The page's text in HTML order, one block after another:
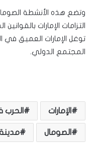
وتضع هذه الأنشطة
التزامات الإمارات
توغل الإمارات العميق في
المجتمع الدولي.
الإمارات الحرب
الصومال